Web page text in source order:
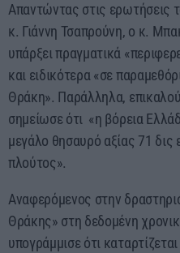
Απαντώντας στις ερωτήσεις
κ. Γιάννη Τσαπρούνη, ο κ.
υπάρξει πραγματικά
και ειδικότερα «σε
Θράκη». Παράλληλα,
σημείωσε ότι «η βόρεια
μεγάλο θησαυρό αξίας 71
πλούτος».
Αναφερόμενος στην
Θράκης» στη δεδομένη
υπογράμμισε ότι